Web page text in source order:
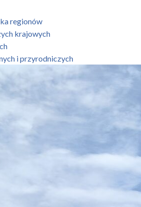
regionów
krajowych
i przyrodniczych